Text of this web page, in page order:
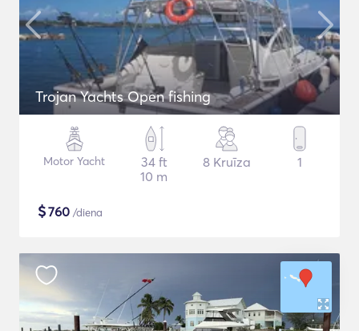
Trojan Yachts Open fishing
Motor Yacht
34 ft
10 m
8 Kruīza 1
$760 /diena